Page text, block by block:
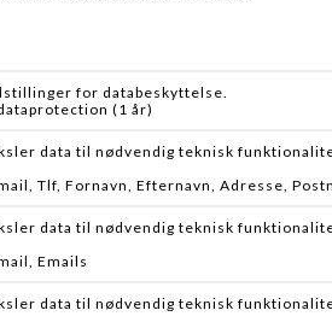
og performance netoverdel.
trækkraft på alle terræner.
plads til tæerne.
til at forhindre ubehagelige lugte.
læder fra et LWG-certificeret garveri.
lukning.
med svangstøtte.
ideel til aktivt brug.
stier.